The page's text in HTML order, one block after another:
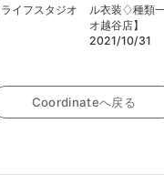
イフスタジオ
ル衣装♢種類
オ越谷店】
2021/10/31
Coordinateへ戻る